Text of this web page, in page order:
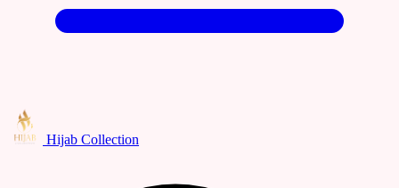
Hijab Collection